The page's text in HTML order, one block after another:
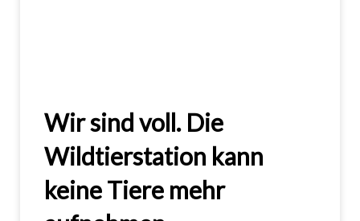
Wir sind voll. Die
Wildtierstation kann
keine Tiere mehr